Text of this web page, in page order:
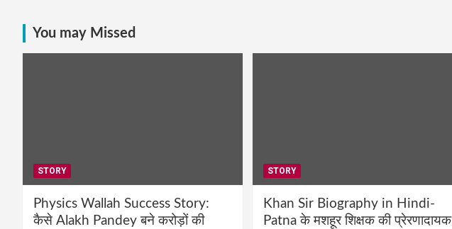
You may Missed
STORY
Physics Wallah Success Story:
कैसे Alakh Pandey बने करोड़ों की
STORY
Khan Sir Biography in Hindi-
Patna के मशहूर शिक्षक की प्रेरणादायक